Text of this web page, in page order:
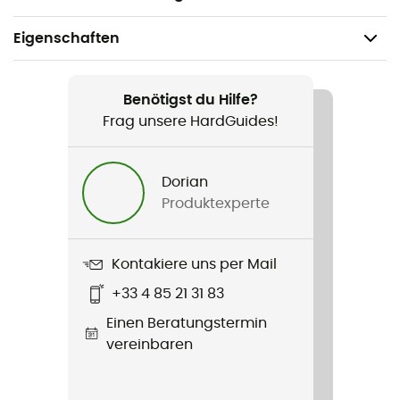
Eigenschaften
Wandern / Nordic Walking / Trekking
Falke Tk2 Cool
Technologien
Benötigst du Hilfe?
Frag unsere HardGuides!
Dorian
Produktexperte
Kontakiere uns per Mail
+33 4 85 21 31 83
Einen Beratungstermin
vereinbaren